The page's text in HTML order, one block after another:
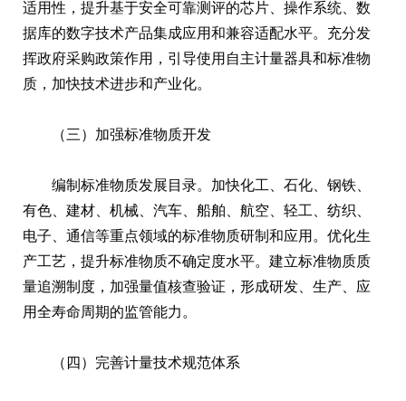
适用性，提升基于安全可靠测评的芯片、操作系统、数
据库的数字技术产品集成应用和兼容适配水平。充分发
挥政府采购政策作用，引导使用自主计量器具和标准物
质，加快技术进步和产业化。
（三）加强标准物质开发
编制标准物质发展目录。加快化工、石化、钢铁、
有色、建材、机械、汽车、船舶、航空、轻工、纺织、
电子、通信等重点领域的标准物质研制和应用。优化生
产工艺，提升标准物质不确定度水平。建立标准物质质
量追溯制度，加强量值核查验证，形成研发、生产、应
用全寿命周期的监管能力。
（四）完善计量技术规范体系